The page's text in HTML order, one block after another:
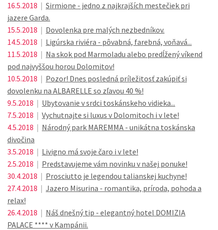
16.5.2018 | Sirmione - jedno z najkrajších mestečiek pri
jazere Garda.
15.5.2018 | Dovolenka pre malých nezbedníkov.
14.5.2018 | Ligúrska riviéra - pôvabná, farebná, voňavá...
11.5.2018 | Na skok pod Marmoladu alebo predĺžený víkend
pod najvyššou horou Dolomitov!
10.5.2018 | Pozor! Dnes posledná príležitosť zakúpiť si
dovolenku na ALBARELLE so zľavou 40 %!
9.5.2018 | Ubytovanie v srdci toskánskeho vidieka...
7.5.2018 | Vychutnajte si luxus v Dolomitoch i v lete!
4.5.2018 | Národný park MAREMMA - unikátna toskánska
divočina
3.5.2018 | Livigno má svoje čaro i v lete!
2.5.2018 | Predstavujeme vám novinku v našej ponuke!
30.4.2018 | Prosciutto je legendou talianskej kuchyne!
27.4.2018 | Jazero Misurina - romantika, príroda, pohoda a
relax!
26.4.2018 | Náš dnešný tip - elegantný hotel DOMIZIA
PALACE **** v Kampánii.